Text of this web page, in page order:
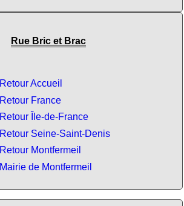
Rue Bric et Brac
Retour Accueil
Retour France
Retour Île-de-France
Retour Seine-Saint-Denis
Retour Montfermeil
Mairie de Montfermeil